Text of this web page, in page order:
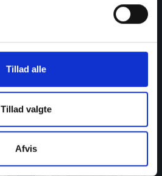
Tillad alle
Tillad valgte
Afvis